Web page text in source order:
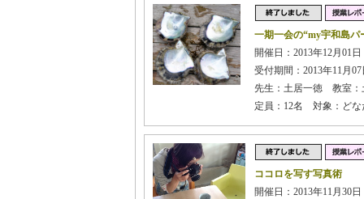
一期一会の“my宇和島パ
開催日：2013年12月01
受付期間：2013年11月
先生：土居一徳 教室：
定員：12名 対象：どな
ココロを写す写真術
開催日：2013年11月30